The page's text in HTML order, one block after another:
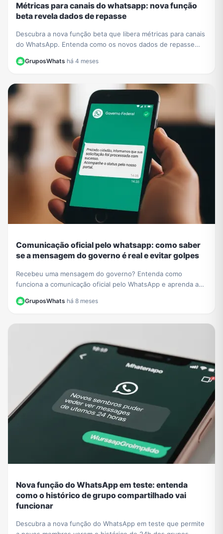
Métricas para canais do whatsapp: nova função
beta revela dados de repasse
Descubra a nova função beta que libera métricas para canais
do WhatsApp. Entenda como os novos dados de repasse
ajudam a otimizar sua estratégia de conteúdo.
GruposWhats·há 4 meses
Comunicação oficial pelo whatsapp: como saber
se a mensagem do governo é real e evitar golpes
Recebeu uma mensagem do governo? Entenda como
funciona a comunicação oficial pelo WhatsApp e aprenda a
GruposWhats·há 8 meses
Nova função do WhatsApp em teste: entenda
como o histórico de grupo compartilhado vai
funcionar
Descubra a nova função do WhatsApp em teste que permite